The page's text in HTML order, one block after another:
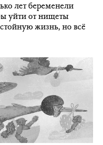
лет беременели
уйти от нищеты
жизнь, но всё